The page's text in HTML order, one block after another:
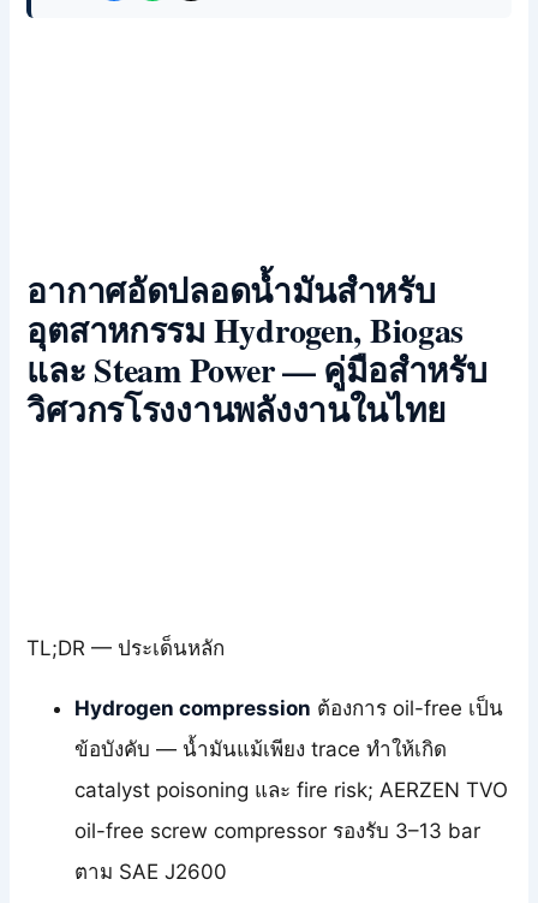
อากาศอัดปลอดน้ำมันสำหรับ
อุตสาหกรรม Hydrogen, Biogas
และ Steam Power — คู่มือสำหรับ
วิศวกรโรงงานพลังงานในไทย
TL;DR — ประเด็นหลัก
Hydrogen compression ต้องการ oil-free เป็น
ข้อบังคับ — น้ำมันแม้เพียง trace ทำให้เกิด
catalyst poisoning และ fire risk; AERZEN TVO
oil-free screw compressor รองรับ 3–13 bar
ตาม SAE J2600